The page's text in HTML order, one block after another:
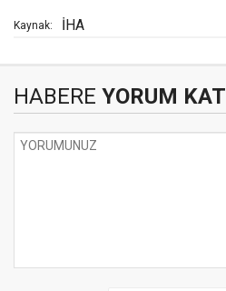
Kaynak: İHA
HABERE YORUM KAT